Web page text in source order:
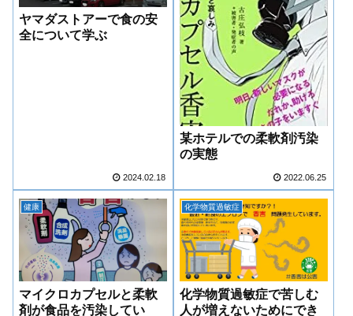
ヤマダストアーで食の安
全について学ぶ
2024.02.18
某ホテルでの柔軟剤汚染
の実態
2022.06.25
健康
マイクロカプセルと柔軟
剤が食品を汚染してい
化学物質過敏症
化学物質過敏症で苦しむ
人が増えないためにでき